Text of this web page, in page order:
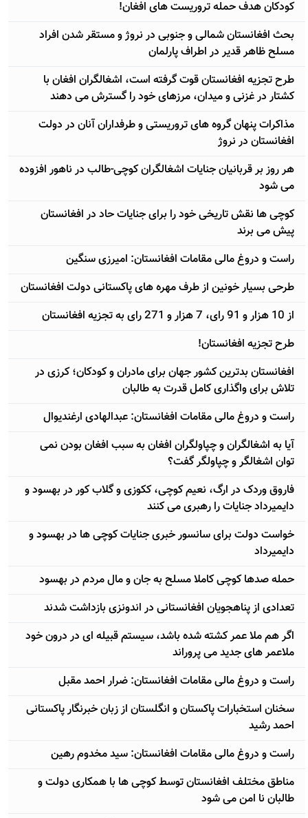
کودکان هدف حمله تروریست های افغان!
بحث افغانستان شمالی و جنوبی در نروژ و مستقر شدن افراد
مسلح ظاهر قدیر در اطراف پارلمان
طرح تجزیه افغانستان قوت گرفته است، اشغالگران افغان با
کشتار در غزنی و میدان، مرزهای خود را گسترش می دهند
مذاکرات پنهان گروه های تروریستی و طرفداران آنان در دولت
افغانستان در نروژ
هر روز بر قربانیان جنایات اشغالگران کوچی-طالب در ناهور افزوده
می شود
کوچی ها نقش تاریخی خود را برای جنایات حاد در افغانستان
پیش می برند
راست و دروغ مالی مقامات افغانستان: امیرزی سنگین
طرحی بسیار خونین از طرف مهره های پاکستانی دولت افغانستان
از 10 هزار و 91 رای، 7 هزار و 271 رای به تجزیه افغانستان
طرح تجزیه افغانستان!
افغانستان بدترین کشور جهان برای مادران و کودکان؛ کرزی در
تلاش برای واگذاری کامل قدرت به طالبان
راست و دروغ مالی مقامات افغانستان: عبدالهادی ارغندیوال
آيا به اشغالگران و چپاولگران افغان به سبب افغان بودن نمی
توان اشغالگر و چپاولگر گفت؟
فاروق وردک در ارگ، نعیم کوچی، ککوزی و گلاب کور در بهسود و
دایمیرداد جنایات را رهبری می کنند
خواست دولت برای سانسور خبری جنایات کوچی ها در بهسود و
دایمیرداد
حمله صدها کوچی کاملا مسلح به جان و مال مردم در بهسود
تعدادی از پناهجویان افغانستانی در اندونزی بازداشت شدند
اگر هم ملا عمر کشته شده باشد، سیستم قبیله ای در درون خود
ملاعمر های جدید می پروراند
راست و دروغ مالی مقامات افغانستان: ضرار احمد مقبل
سخنان استخبارات پاکستان و انگلستان از زبان خبرنگار پاکستانی
احمد رشید
راست و دروغ مالی مقامات افغانستان: سید مخدوم رهین
مناطق مختلف افغانستان توسط کوچی ها با همکاری دولت و
طالبان نا امن می شود